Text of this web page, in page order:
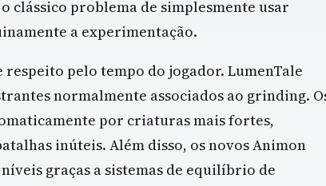
clássico problema de simplesmente usar
a experimentação.
pelo tempo do jogador. LumenTale
normalmente associados ao grinding.
por criaturas mais fortes,
inúteis. Além disso, os novos Animon
graças a sistemas de equilíbrio de